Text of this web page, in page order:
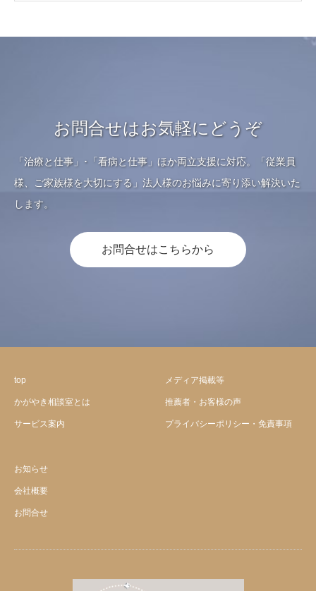
お問合せはお気軽にどうぞ
「治療と仕事」･「看病と仕事」ほか両立支援に対応。「従業員
様、ご家族様を大切にする」法人様のお悩みに寄り添い解決いた
します。
お問合せはこちらから
top
かがやき相談室とは
サービス案内
メディア掲載等
推薦者・お客様の声
プライバシーポリシー・免責事項
お知らせ
会社概要
お問合せ